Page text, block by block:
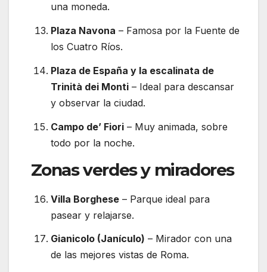
una moneda.
Plaza Navona – Famosa por la Fuente de
los Cuatro Ríos.
Plaza de España y la escalinata de
Trinità dei Monti – Ideal para descansar
y observar la ciudad.
Campo de’ Fiori – Muy animada, sobre
todo por la noche.
Zonas verdes y miradores
Villa Borghese – Parque ideal para
pasear y relajarse.
Gianicolo (Janículo) – Mirador con una
de las mejores vistas de Roma.